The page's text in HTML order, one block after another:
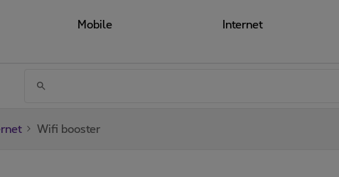
Mobile Internet
Wifi booster